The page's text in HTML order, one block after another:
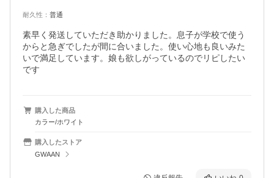
耐久性 ： 普通
素早く発送していただき助かりました。息子が学校で使う
からと急ぎでしたが間に合いました。使い心地も良いみた
いで満足しています。娘も欲しがっているのでリピしたい
です
購入した商品
カラー/ホワイト
購入したストア
GWAAN